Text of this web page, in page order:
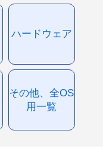
ハードウェア
その他、全OS
用一覧